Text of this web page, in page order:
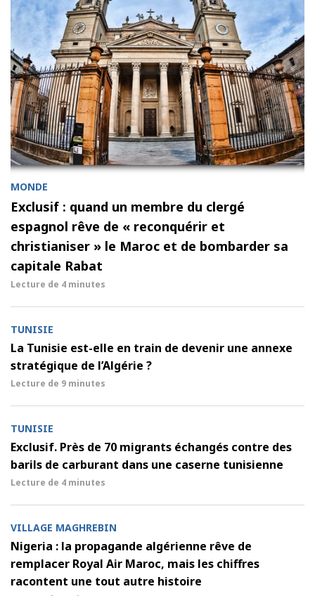
MONDE
Exclusif : quand un membre du clergé
espagnol rêve de « reconquérir et
christianiser » le Maroc et de bombarder sa
capitale Rabat
Lecture de 4 minutes
TUNISIE
La Tunisie est-elle en train de devenir une annexe
stratégique de l’Algérie ?
Lecture de 9 minutes
TUNISIE
Exclusif. Près de 70 migrants échangés contre des
barils de carburant dans une caserne tunisienne
Lecture de 4 minutes
VILLAGE MAGHREBIN
Nigeria : la propagande algérienne rêve de
remplacer Royal Air Maroc, mais les chiffres
racontent une tout autre histoire